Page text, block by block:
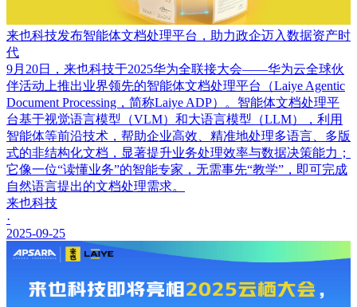
来也科技发布智能体文档处理平台，助力政企迈入数据资产时
代
9月20日，来也科技于2025华为全联接大会——华为云全球伙
伴活动上推出业界领先的智能体文档处理平台（Laiye Agentic
Document Processing，简称Laiye ADP）。智能体文档处理平
台基于视觉语言模型（VLM）和大语言模型（LLM），利用
智能体等前沿技术，帮助企业高效、精准地处理多语言、多版
式的非结构化文档，显著提升业务处理效率与数据决策能力；
它像一位“读懂业务”的智能专家，无需事先“教学”，即可完成
自然语言提出的文档处理需求。
来也科技
·
2025-09-25